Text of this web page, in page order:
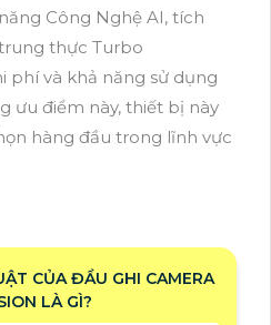
Công Nghệ AI, tích
thực Turbo
phí và khả năng sử dụng
ưu điểm này, thiết bị này
hàng đầu trong lĩnh vực
CỦA ĐẦU GHI CAMERA
LÀ GÌ?